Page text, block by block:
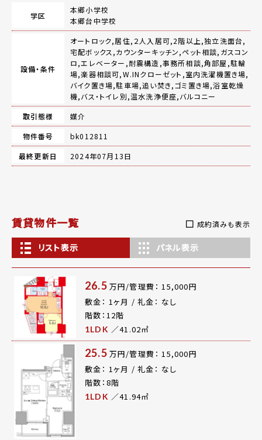
学区
本郷小学校
本郷台中学校
設備・条件
オートロック,居住,２人入居可,2階以上,独立洗面台,
宅配ボックス,カウンターキッチン,ペット相談,ガスコン
ロ,エレベーター,耐震構造,事務所相談,角部屋,駐輪
場,楽器相談可,W.INクローゼット,室内洗濯機置き場,
バイク置き場,駐車場,追い焚き,ゴミ置き場,浴室乾燥
機,バス・トイレ別,温水洗浄便座,バルコニー
取引態様
媒介
物件番号
bk012811
最終更新日
2024年07月13日
賃貸物件一覧 成約済みも表示
リスト表示 パネル表示
26.5 万円/管理費： 15,000円
敷金： 1ヶ月 / 礼金： なし
階数：12階
1LDK ／41.02㎡
25.5 万円/管理費： 15,000円
敷金： 1ヶ月 / 礼金： なし
階数：8階
1LDK ／41.94㎡